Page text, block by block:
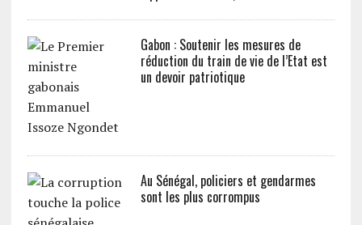
Gabon : Soutenir les mesures de
réduction du train de vie de l’Etat est
un devoir patriotique
Au Sénégal, policiers et gendarmes
sont les plus corrompus